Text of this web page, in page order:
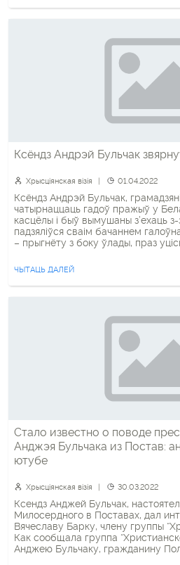
Ксёндз Андрэй Бульчак
Хрысціянская візія 01.04.2022
Ксёндз Андрэй Бульчак,
чатырнаццаць гадоў пражыў у
касцёлы і быў вымушаны з’ехаць
падзяліўся сваім бачаннем
– прыгнёту з боку ўлады, праз
беларусаў часта галава нібыта
ЧЫТАЦЬ ДАЛЕЙ
Стало известно о поводе
Анджэя Бульчака из Постав:
ютубе
Хрысціянская візія 30.03.2022
Ксендз Анджей Бульчак,
Милосердного в Поставах, дал
Вячеславу Барку, члену группы
Как сообщала группа
Анджею Бульчаку, гражданину